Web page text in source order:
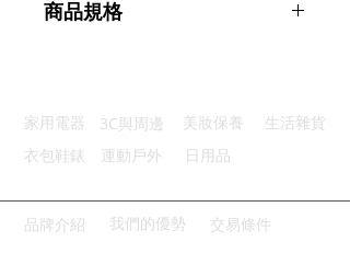
高亮顯眼：醒目亮色提升辨識度
商品規格
主要材質：PVC
商品尺寸：48.5*28*0.5cm
產地名稱：中國大陸
代理商：亞桓有限公司
家用電器 3C與周邊 美妝保養
生活雜貨
衣包鞋錶
運動戶外 日用品
品牌介紹 我們的優勢 交易條件